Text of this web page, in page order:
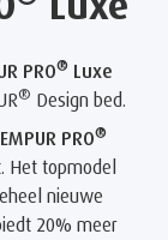
PRO® Luxe
® Design bed.
PRO®
Het topmodel
nieuwe
20% meer